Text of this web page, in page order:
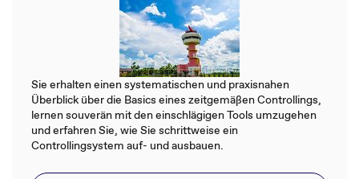
Sie erhalten einen systematischen und praxisnahen
Überblick über die Basics eines zeitgemäßen Controllings,
lernen souverän mit den einschlägigen Tools umzugehen
und erfahren Sie, wie Sie schrittweise ein
Controllingsystem auf- und ausbauen.